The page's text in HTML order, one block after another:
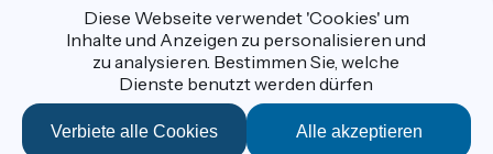
Mehr erfahren
Gefördert im Rahmen von Destination France
Diese Webseite verwendet 'Cookies' um
Inhalte und Anzeigen zu personalisieren und
zu analysieren. Bestimmen Sie, welche
Dienste benutzt werden dürfen
Alle akzeptieren
Verbiete alle Cookies